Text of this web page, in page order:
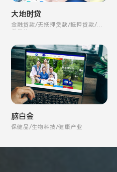
大地时贷
金融贷款/无抵押贷款/抵押贷款/保
脑白金
保健品/生物科技/健康产业